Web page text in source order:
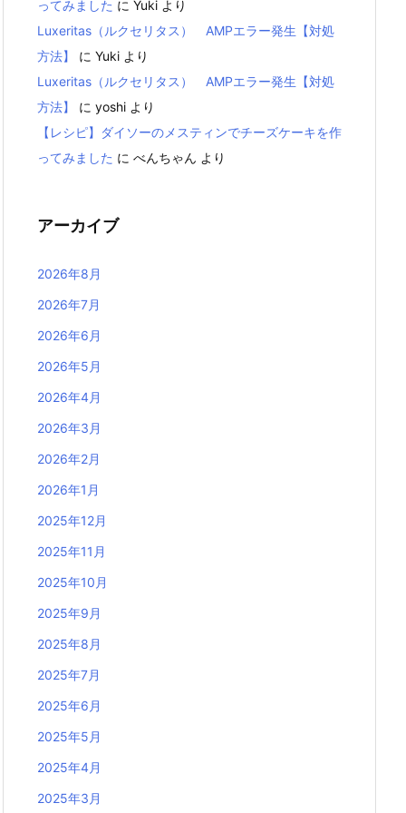
ってみました に Yuki より
Luxeritas（ルクセリタス） AMPエラー発生【対処
方法】
に Yuki より
Luxeritas（ルクセリタス） AMPエラー発生【対処
方法】
に yoshi より
【レシピ】ダイソーのメスティンでチーズケーキを作
ってみました に べんちゃん より
アーカイブ
2026年8月
2026年7月
2026年6月
2026年5月
2026年4月
2026年3月
2026年2月
2026年1月
2025年12月
2025年11月
2025年10月
2025年9月
2025年8月
2025年7月
2025年6月
2025年5月
2025年4月
2025年3月